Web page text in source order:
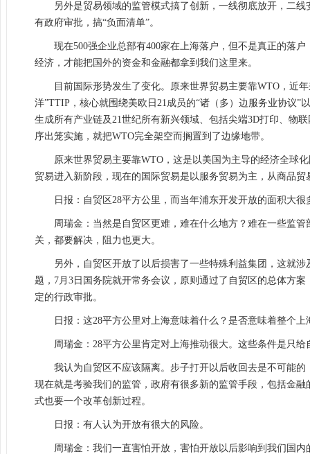
另外是贸易领域的监管模式搞了创新，一线彻底放开，二
有政府审批，搞“负面清单”。
现在500强企业总部有400家在上海落户，但不是真正的落
经济，才能把国外的资金和金融都拿到我们这里来。
目前国际形势发生了变化。原来世界贸易主要靠WTO，近
洋”TTIP，核心就围绕美欧日21成员的“诸（多）边服务业协议
生成所有产业链及21世纪所有新兴领域、包括尖端3D打印、物
序出笼实施，就把WTO完全架空而搁置到了边缘地带。
原来世界贸易主要靠WTO，这是以美国为主导的经济全球
贸易进入新阶段，现在的国际贸易是以服务贸易为主，从商品
日报：自贸区28平方公里，而当年浦东开发开放的面积大
周瑞金：当然是自贸区更难，难在什么地方？难在一些监
关，都要解决，阻力也更大。
另外，自贸区开放了以后损害了一些特殊利益集团，这就
题，7月3日国务院就开常务会议，原则通过了自贸区的总体方
定的行政审批。
日报：这28平方公里对上海意味着什么？是否意味着整个上
周瑞金：28平方公里肯定对上海推动很大。这些条件是只
我认为自贸区不应该隔离。步子打开以后收回去是不可能
现在就是考验我们的监管，政府有很多新的监管手段，包括金
式也要一个改革创新过程。
日报：有人认为开放有很大的风险。
周瑞金：我们一直害怕开放，害怕开放以后影响到我们国